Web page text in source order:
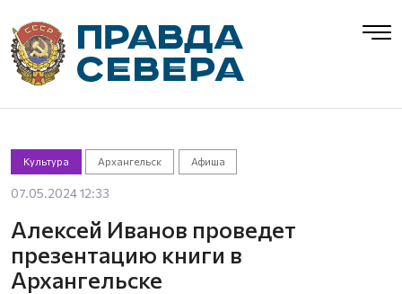
Культура Архангельск Афиша
07.05.2024 12:33
Алексей Иванов проведет
презентацию книги в
Архангельске